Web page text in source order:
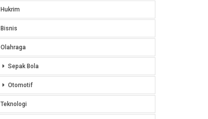
Hukrim
Bisnis
Olahraga
Sepak Bola
Otomotif
Teknologi